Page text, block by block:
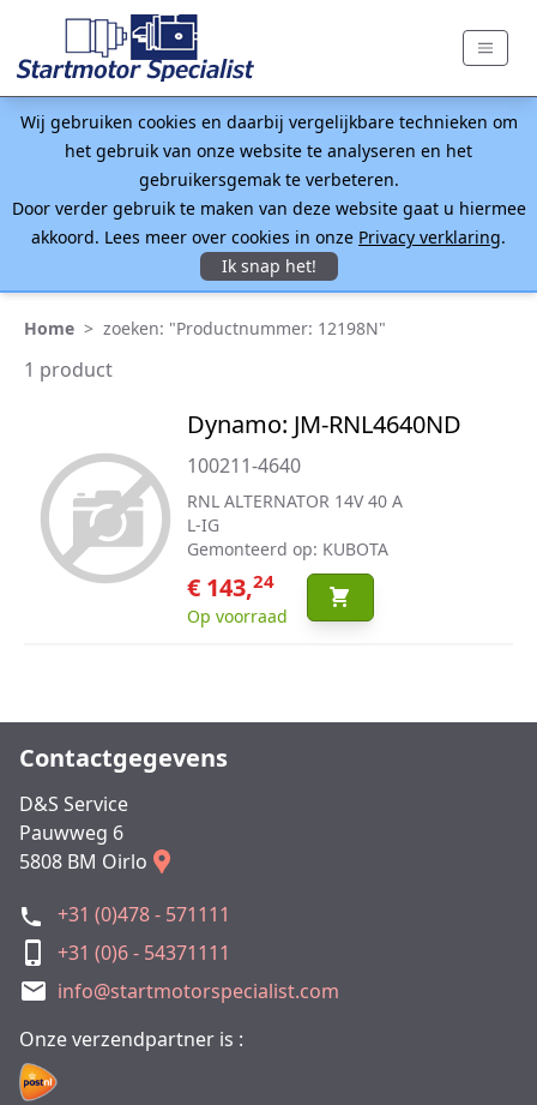
Wij gebruiken cookies en daarbij vergelijkbare technieken om
het gebruik van onze website te analyseren en het
gebruikersgemak te verbeteren.
Door verder gebruik te maken van deze website gaat u hiermee
akkoord. Lees meer over cookies in onze Privacy verklaring.
Ik snap het!
Home > zoeken: "Productnummer: 12198N"
1 product
Dynamo: JM-RNL4640ND
100211-4640
RNL ALTERNATOR 14V 40 A
L-IG
Gemonteerd op: KUBOTA
€ 143,24
Op voorraad
Contactgegevens
D&S Service
Pauwweg 6
5808 BM Oirlo
+31 (0)478 - 571111
+31 (0)6 - 54371111
info@startmotorspecialist.com
Onze verzendpartner is :